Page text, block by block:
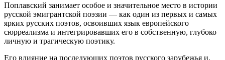
Поплавский занимает особое и значительное место в истории
русской эмигрантской поэзии — как один из первых и самых
ярких русских поэтов, освоивших язык европейского
сюрреализма и интегрировавших его в собственную, глубоко
личную и трагическую поэтику.
Его влияние на последующих поэтов русского зарубежья и,